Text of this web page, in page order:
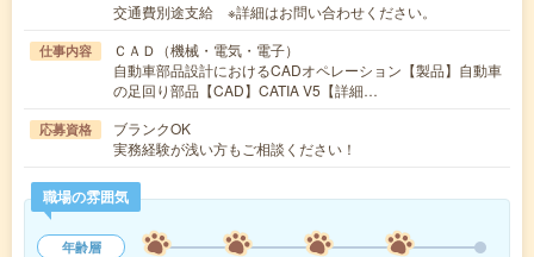
交通費別途支給 ※詳細はお問い合わせください。
仕事内容
ＣＡＤ（機械・電気・電子）
自動車部品設計におけるCADオペレーション【製品】自動車
の足回り部品【CAD】CATIA V5【詳細…
応募資格
ブランクOK
実務経験が浅い方もご相談ください！
職場の雰囲気
年齢層